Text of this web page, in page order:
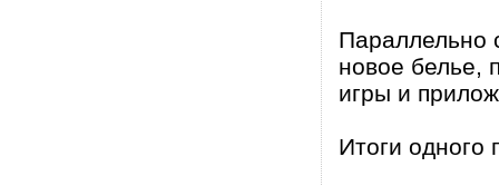
Параллельно
новое белье,
игры и
Итоги одного